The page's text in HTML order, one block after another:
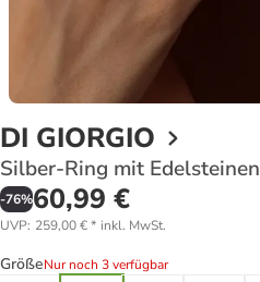
DI GIORGIO
Silber-Ring mit Edelsteinen
-76%60,99 €
UVP: 259,00 €* inkl. MwSt.
GrößeNur noch 3 verfügbar